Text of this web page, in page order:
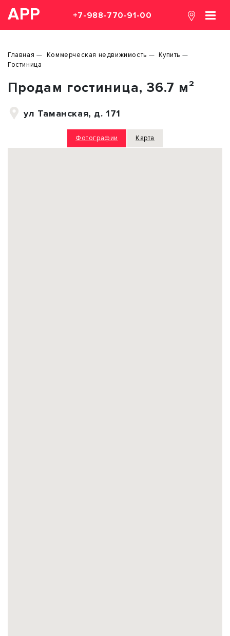
АРР +7-988-770-91-00
Главная Коммерческая недвижимость
Купить
Гостиница
Продам гостиница, 36.7 м²
ул Таманская, д. 171
Фотографии Карта